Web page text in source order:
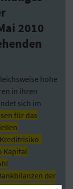
2010
hohe
in ihren
sich im
für das
Kapital
der